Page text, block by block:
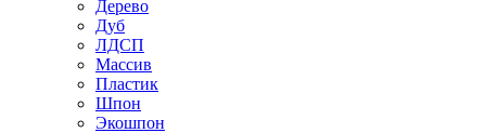
Дерево
Дуб
ЛДСП
Массив
Пластик
Шпон
Экошпон